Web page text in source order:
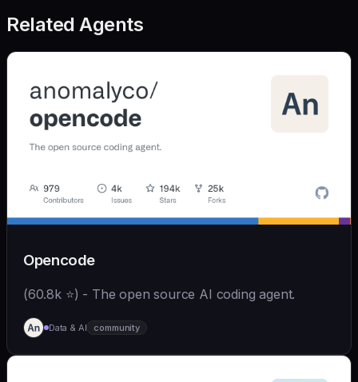
Related Agents
Opencode
(60.8k ⭐) - The open source AI coding agent.
Data & AI community